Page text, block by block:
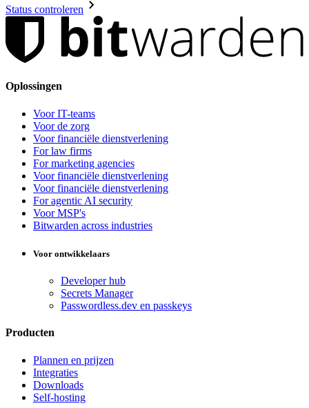
Status controleren
Oplossingen
Voor IT-teams
Voor de zorg
Voor financiële dienstverlening
For law firms
For marketing agencies
Voor financiële dienstverlening
Voor financiële dienstverlening
For agentic AI security
Voor MSP's
Bitwarden across industries
Voor ontwikkelaars
Developer hub
Secrets Manager
Passwordless.dev en passkeys
Producten
Plannen en prijzen
Integraties
Downloads
Self-hosting